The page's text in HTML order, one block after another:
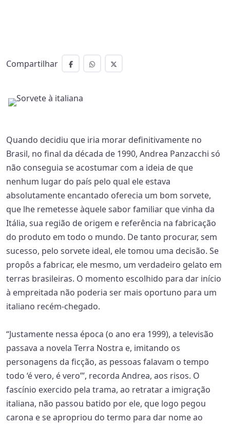
Compartilhar
Quando decidiu que iria morar definitivamente no
Brasil, no final da década de 1990, Andrea Panzacchi só
não conseguia se acostumar com a ideia de que
nenhum lugar do país pelo qual ele estava
absolutamente encantado oferecia um bom sorvete,
que lhe remetesse àquele sabor familiar que vinha da
Itália, sua região de origem e referência na fabricação
do produto em todo o mundo. De tanto procurar, sem
sucesso, pelo sorvete ideal, ele tomou uma decisão. Se
propôs a fabricar, ele mesmo, um verdadeiro gelato em
terras brasileiras. O momento escolhido para dar início
à empreitada não poderia ser mais oportuno para um
italiano recém-chegado.
“Justamente nessa época (o ano era 1999), a televisão
passava a novela Terra Nostra e, imitando os
personagens da ficção, as pessoas falavam o tempo
todo ‘é vero, é vero’”, recorda Andrea, aos risos. O
fascínio exercido pela trama, ao retratar a imigração
italiana, não passou batido por ele, que logo pegou
carona e se apropriou do termo para dar nome ao